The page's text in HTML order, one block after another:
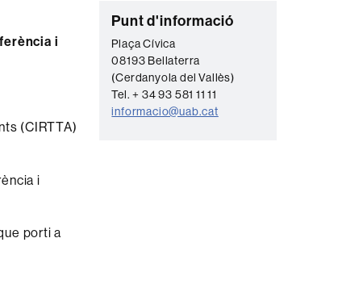
i
(CIRTTA)
i
porti a
C
o
n
t
a
Punt d'informació
Plaça Cívica
08193 Bellaterra
(Cerdanyola del Vallès)
Tel. + 34 93 581 11 11
informacio@uab.cat